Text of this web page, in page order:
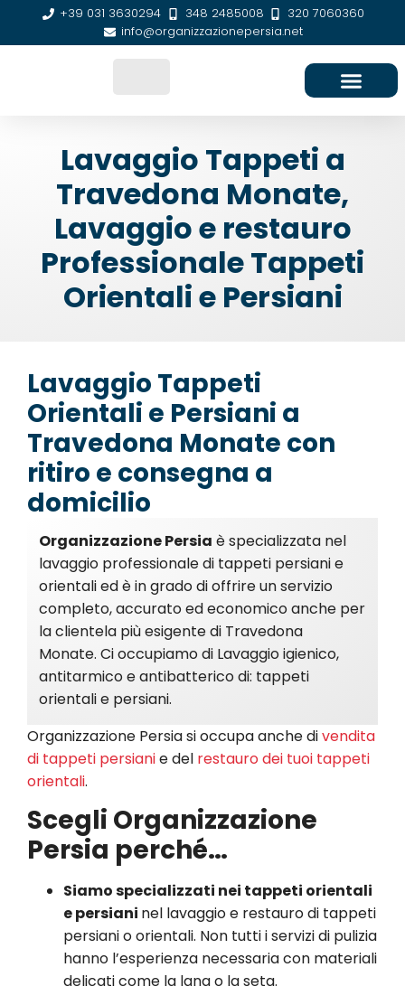
+39 031 3630294 348 2485008
320 7060360
info@organizzazionepersia.net
Lavaggio Tappeti a
Travedona Monate,
Lavaggio e restauro
Professionale Tappeti
Orientali e Persiani
Lavaggio Tappeti
Orientali e Persiani a
Travedona Monate con
ritiro e consegna a
domicilio
Organizzazione Persia è specializzata nel
lavaggio professionale di tappeti persiani e
orientali ed è in grado di offrire un servizio
completo, accurato ed economico anche per
la clientela più esigente di Travedona
Monate. Ci occupiamo di Lavaggio igienico,
antitarmico e antibatterico di: tappeti
orientali e persiani.
Organizzazione Persia si occupa anche divendita
di tappeti persianie del restauro dei tuoi tappeti
orientali.
Scegli Organizzazione
Persia perché…
Siamo specializzati nei tappeti orientali
e persiani nel lavaggio e restauro di tappeti
persiani o orientali. Non tutti i servizi di pulizia
hanno l’esperienza necessaria con materiali
delicati come la lana o la seta.